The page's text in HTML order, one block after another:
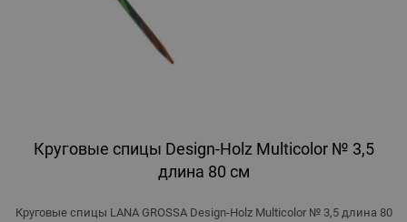
Круговые спицы Design-Holz Multicolor № 3,5
длина 80 см
Круговые спицы LANA GROSSA Design-Holz Multicolor № 3,5 длина 80